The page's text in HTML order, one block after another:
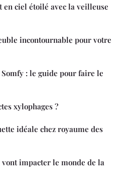
ciel étoilé avec la veilleuse
incontournable pour votre
Somfy : le guide pour faire le
xylophages ?
idéale chez royaume des
impacter le monde de la